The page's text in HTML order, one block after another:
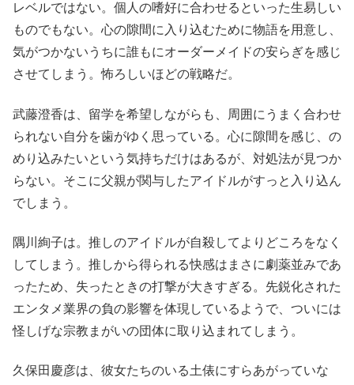
レベルではない。個人の嗜好に合わせるといった生易しい
ものでもない。心の隙間に入り込むために物語を用意し、
気がつかないうちに誰もにオーダーメイドの安らぎを感じ
させてしまう。怖ろしいほどの戦略だ。
武藤澄香は、留学を希望しながらも、周囲にうまく合わせ
られない自分を歯がゆく思っている。心に隙間を感じ、の
めり込みたいという気持ちだけはあるが、対処法が見つか
らない。そこに父親が関与したアイドルがすっと入り込ん
でしまう。
隅川絢子は。推しのアイドルが自殺してよりどころをなく
してしまう。推しから得られる快感はまさに劇薬並みであ
ったため、失ったときの打撃が大きすぎる。先鋭化された
エンタメ業界の負の影響を体現しているようで、ついには
怪しげな宗教まがいの団体に取り込まれてしまう。
久保田慶彦は、彼女たちのいる土俵にすらあがっていな